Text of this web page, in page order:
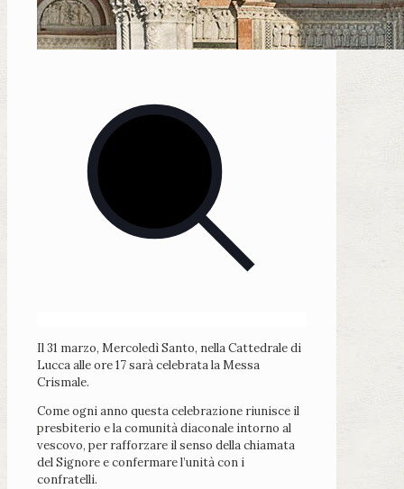
Il 31 marzo, Mercoledì Santo, nella Cattedrale di
Lucca alle ore 17 sarà celebrata la Messa
Crismale.
Come ogni anno questa celebrazione riunisce il
presbiterio e la comunità diaconale intorno al
vescovo, per rafforzare il senso della chiamata
del Signore e confermare l’unità con i
confratelli.